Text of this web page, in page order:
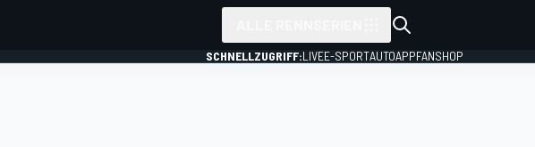
SCHNELLZUGRIFF:LIVEE-SPORTAUTOAPPFANSHOP